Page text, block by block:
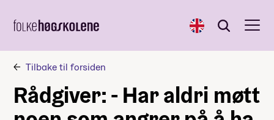
English Søk
Søk
Tilbake til forsiden
Rådgiver: - Har aldri møtt